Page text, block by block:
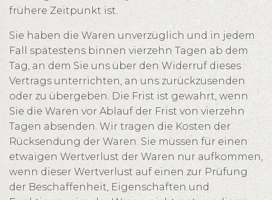
frühere Zeitpunkt ist.
Sie haben die Waren unverzüglich und in jedem
Fall spätestens binnen vierzehn Tagen ab dem
Tag, an dem Sie uns über den Widerruf dieses
Vertrags unterrichten, an uns zurückzusenden
oder zu übergeben. Die Frist ist gewahrt, wenn
Sie die Waren vor Ablauf der Frist von vierzehn
Tagen absenden. Wir tragen die Kosten der
Rücksendung der Waren. Sie müssen für einen
etwaigen Wertverlust der Waren nur aufkommen,
wenn dieser Wertverlust auf einen zur Prüfung
der Beschaffenheit, Eigenschaften und